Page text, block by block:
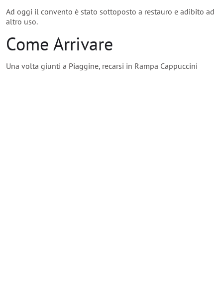
Ad oggi il convento è stato sottoposto a restauro e adibito ad
altro uso.
Come Arrivare
Una volta giunti a Piaggine, recarsi in Rampa Cappuccini